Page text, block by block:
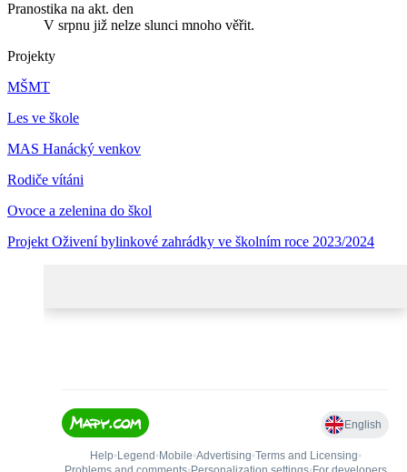
Pranostika na akt. den
V srpnu již nelze slunci mnoho věřit.
Projekty
MŠMT
Les ve škole
MAS Hanácký venkov
Rodiče vítáni
Ovoce a zelenina do škol
Projekt Oživení bylinkové zahrádky ve školním roce 2023/2024